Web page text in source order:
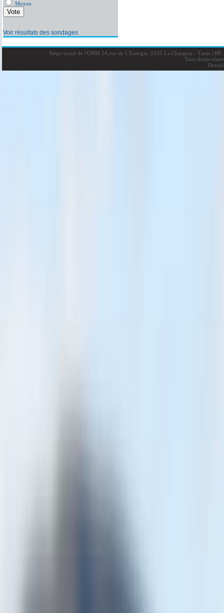
Moyen
Voir résultats des sondages
Siège social de l'ONM 24,rue de L'Energie, 2035 La Charguia - Tunis |BP:
Tous droits